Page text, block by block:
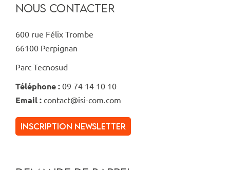
NOUS CONTACTER
600 rue Félix Trombe
66100 Perpignan
Parc Tecnosud
Téléphone : 09 74 14 10 10
Email : contact@isi-com.com
inscription newsletter